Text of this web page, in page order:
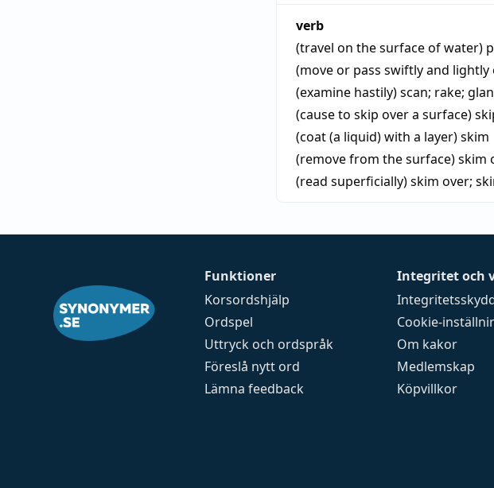
verb
(travel on the surface of water)
(move or pass swiftly and
(examine hastily)scan; rake;
(cause to skip over a surface)
(coat (a liquid) with a layer)skim
(remove from the surface)skim
(read superficially)skim over;
Funktioner
Korsordshjälp
Ordspel
Uttryck och ordspråk
Föreslå nytt ord
Lämna feedback
Integritet och
Cookie-
Om kakor
Medlemskap
Köpvillkor